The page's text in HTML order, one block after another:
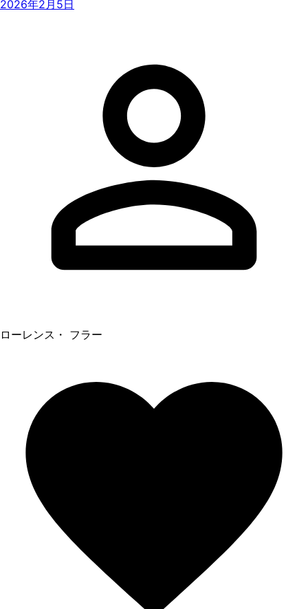
2026年2月5日
ローレンス・ フラー